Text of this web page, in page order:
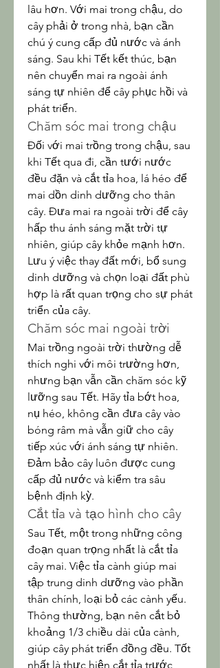
lâu hơn. Với mai trong chậu, do
cây phải ở trong nhà, bạn cần
chú ý cung cấp đủ nước và ánh
sáng. Sau khi Tết kết thúc, bạn
nên chuyển mai ra ngoài ánh
sáng tự nhiên để cây phục hồi và
phát triển.
Chăm sóc mai trong chậu
Đối với mai trồng trong chậu, sau
khi Tết qua đi, cần tưới nước
đều đặn và cắt tỉa hoa, lá héo để
mai dồn dinh dưỡng cho thân
cây. Đưa mai ra ngoài trời để cây
hấp thu ánh sáng mặt trời tự
nhiên, giúp cây khỏe mạnh hơn.
Lưu ý việc thay đất mới, bổ sung
dinh dưỡng và chọn loại đất phù
hợp là rất quan trọng cho sự phát
triển của cây.
Chăm sóc mai ngoài trời
Mai trồng ngoài trời thường dễ
thích nghi với môi trường hơn,
nhưng bạn vẫn cần chăm sóc kỹ
lưỡng sau Tết. Hãy tỉa bớt hoa,
nụ héo, không cần đưa cây vào
bóng râm mà vẫn giữ cho cây
tiếp xúc với ánh sáng tự nhiên.
Đảm bảo cây luôn được cung
cấp đủ nước và kiểm tra sâu
bệnh định kỳ.
Cắt tỉa và tạo hình cho cây
Sau Tết, một trong những công
đoạn quan trọng nhất là cắt tỉa
cây mai. Việc tỉa cành giúp mai
tập trung dinh dưỡng vào phần
thân chính, loại bỏ các cành yếu.
Thông thường, bạn nên cắt bỏ
khoảng 1/3 chiều dài của cành,
giúp cây phát triển đồng đều. Tốt
nhất là thực hiện cắt tỉa trước